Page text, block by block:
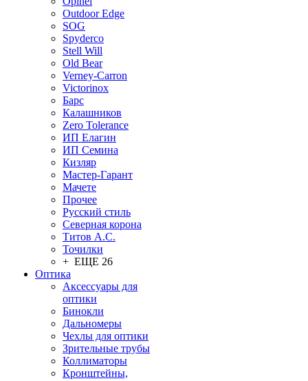
Outdoor Edge
SOG
Spyderco
Stell Will
Old Bear
Verney-Carron
Victorinox
Барс
Калашников
Zero Tolerance
ИП Елагин
ИП Семина
Кизляр
Мастер-Гарант
Мачете
Прочее
Русский стиль
Северная корона
Титов А.С.
Точилки
+ ЕЩЕ 26
Оптика
Аксессуары для
оптики
Бинокли
Дальномеры
Чехлы для оптики
Зрительные трубы
Коллиматоры
Кронштейны,